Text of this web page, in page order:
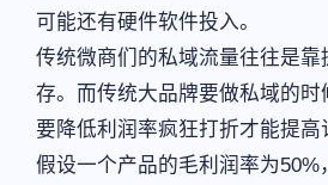
可能还有硬件软件投入。
传统微商们的私域流量往往是靠
存。而传统大品牌要做私域的时
要降低利润率疯狂打折才能提高
假设一个产品的毛利润率为50%